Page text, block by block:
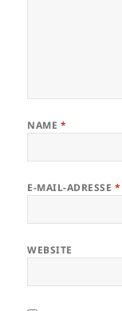
NAME *
E-MAIL-ADRESSE *
WEBSITE